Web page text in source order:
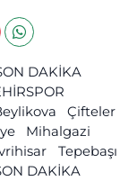
DAKİKA
Çifteler
Mihalgazi
Tepebaşı
DAKİKA